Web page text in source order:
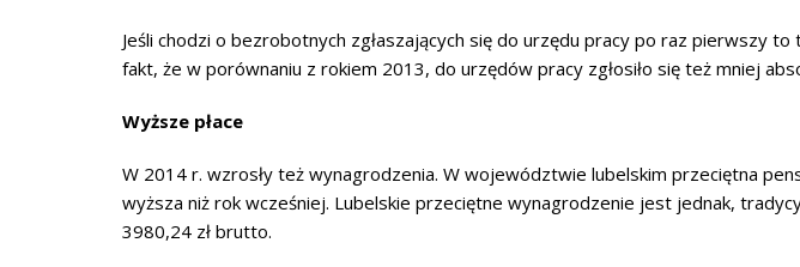
Jeśli chodzi o bezrobotnych zgłaszających się do urzędu pracy po raz pierwszy
fakt, że w porównaniu z rokiem 2013, do urzędów pracy zgłosiło się też mniej
Wyższe płace
W 2014 r. wzrosły też wynagrodzenia. W województwie lubelskim przeciętna
wyższa niż rok wcześniej. Lubelskie przeciętne wynagrodzenie jest jednak,
3980,24 zł brutto.